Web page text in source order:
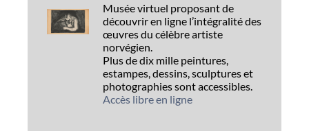
Musée virtuel proposant de
découvrir en ligne l’intégralité des
œuvres du célèbre artiste
norvégien.
Plus de dix mille peintures,
estampes, dessins, sculptures et
photographies sont accessibles.
Accès libre en ligne